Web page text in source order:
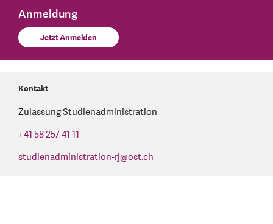
Anmeldung
Jetzt Anmelden
Kontakt
Zulassung Studienadministration
+41 58 257 41 11
studienadministration-rj@ost.ch